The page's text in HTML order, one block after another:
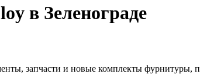
в Зеленограде
запчасти и новые комплекты фурнитуры,